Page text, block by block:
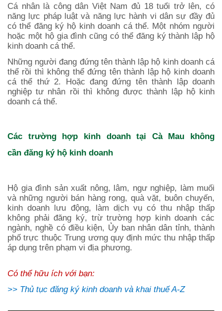
Cá nhân là công dân Việt Nam đủ 18 tuổi trở lên, có
năng lực pháp luật và năng lực hành vi dân sự đầy đủ
có thể đăng ký hộ kinh doanh cá thể. Một nhóm người
hoặc một hộ gia đình cũng có thể đăng ký thành lập hộ
kinh doanh cá thể.
Những người đang đứng tên thành lập hộ kinh doanh cá
thể rồi thì không thể đứng tên thành lập hộ kinh doanh
cá thể thứ 2. Hoặc đang đứng tên thành lập doanh
nghiệp tư nhân rồi thì không được thành lập hộ kinh
doanh cá thể.
Các trường hợp kinh doanhtại Cà Mau không
cần đăng ký hộ kinh doanh
Hộ gia đình sản xuất nông, lâm, ngư nghiệp, làm muối
và những người bán hàng rong, quà vặt, buôn chuyến,
kinh doanh lưu động, làm dịch vụ có thu nhập thấp
không phải đăng ký, trừ trường hợp kinh doanh các
ngành, nghề có điều kiện, Ủy ban nhân dân tỉnh, thành
phố trực thuộc Trung ương quy định mức thu nhập thấp
áp dụng trên phạm vi địa phương.
Có thể hữu ích với bạn:
>> Thủ tục đăng ký kinh doanh và khai thuế A-Z